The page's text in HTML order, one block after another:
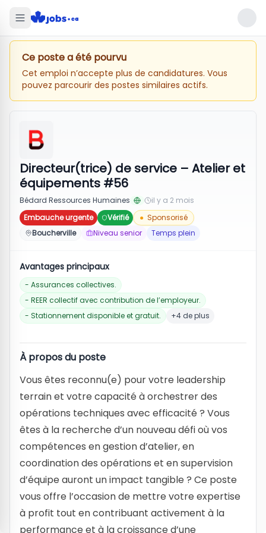
Ce poste a été pourvu
Cet emploi n’accepte plus de candidatures. Vous
pouvez parcourir des postes similaires actifs.
Directeur(trice) de service – Atelier et
équipements #56
Bédard Ressources Humaines
il y a 2 mois
Embauche urgente
Vérifié ● Sponsorisé
Boucherville
Niveau senior Temps plein
Avantages principaux
- Assurances collectives.
- REER collectif avec contribution de l’employeur.
- Stationnement disponible et gratuit.
+4 de plus
À propos du poste
Vous êtes reconnu(e) pour votre leadership
terrain et votre capacité à orchestrer des
opérations techniques avec efficacité ? Vous
êtes à la recherche d’un nouveau défi où vos
compétences en gestion d’atelier, en
coordination des opérations et en supervision
d’équipe auront un impact tangible ? Ce poste
vous offre l’occasion de mettre votre expertise
à profit tout en contribuant activement à la
performance et à la croissance d’une